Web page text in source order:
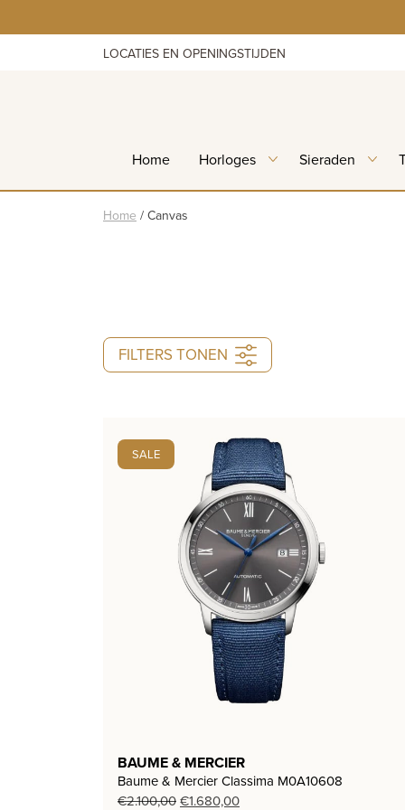
to
LOCATIES EN OPENINGSTIJDEN
Home Horloges Sieraden
Home / Canvas
FILTERS TONEN
SALE
BAUME & MERCIER
Baume & Mercier Classima M0A10608
€2.100,00Oorspronkelijke
€1.680,00Huidige